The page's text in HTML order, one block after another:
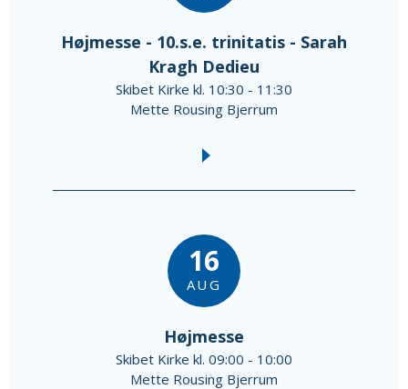
Højmesse - 10.s.e. trinitatis - Sarah
Kragh Dedieu
Skibet Kirke kl. 10:30 - 11:30
Mette Rousing Bjerrum
16
AUG
Højmesse
Skibet Kirke kl. 09:00 - 10:00
Mette Rousing Bjerrum